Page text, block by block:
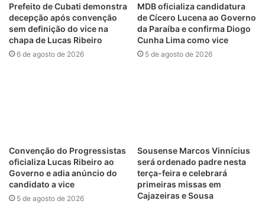
Prefeito de Cubati demonstra
decepção após convenção
sem definição do vice na
chapa de Lucas Ribeiro
6 de agosto de 2026
MDB oficializa candidatura
de Cícero Lucena ao Governo
da Paraíba e confirma Diogo
Cunha Lima como vice
5 de agosto de 2026
Convenção do Progressistas
oficializa Lucas Ribeiro ao
Governo e adia anúncio do
candidato a vice
5 de agosto de 2026
Sousense Marcos Vinnícius
será ordenado padre nesta
terça-feira e celebrará
primeiras missas em
Cajazeiras e Sousa